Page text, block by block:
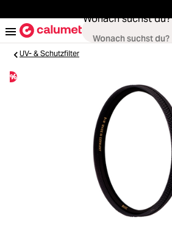
Wonach suchst du?
Objektive
Video & Drohnen
Stative & Gimbals
UV- & Schutzfilter
%